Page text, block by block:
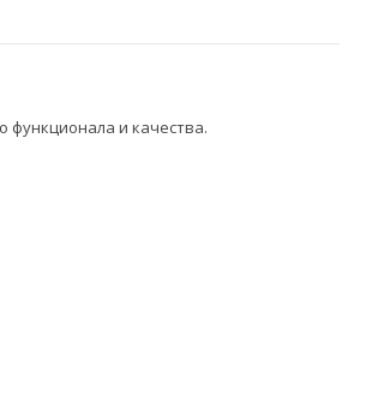
функционала и качества.